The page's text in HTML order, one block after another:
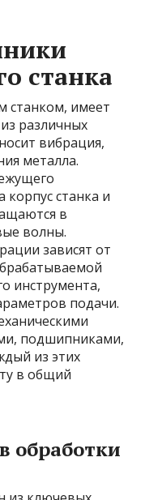
станка
станком, имеет
различных
вибрация,
металла.
станка и
в
волны.
зависят от
инструмента,
подачи.
подшипниками,
из этих
в общий
обработки